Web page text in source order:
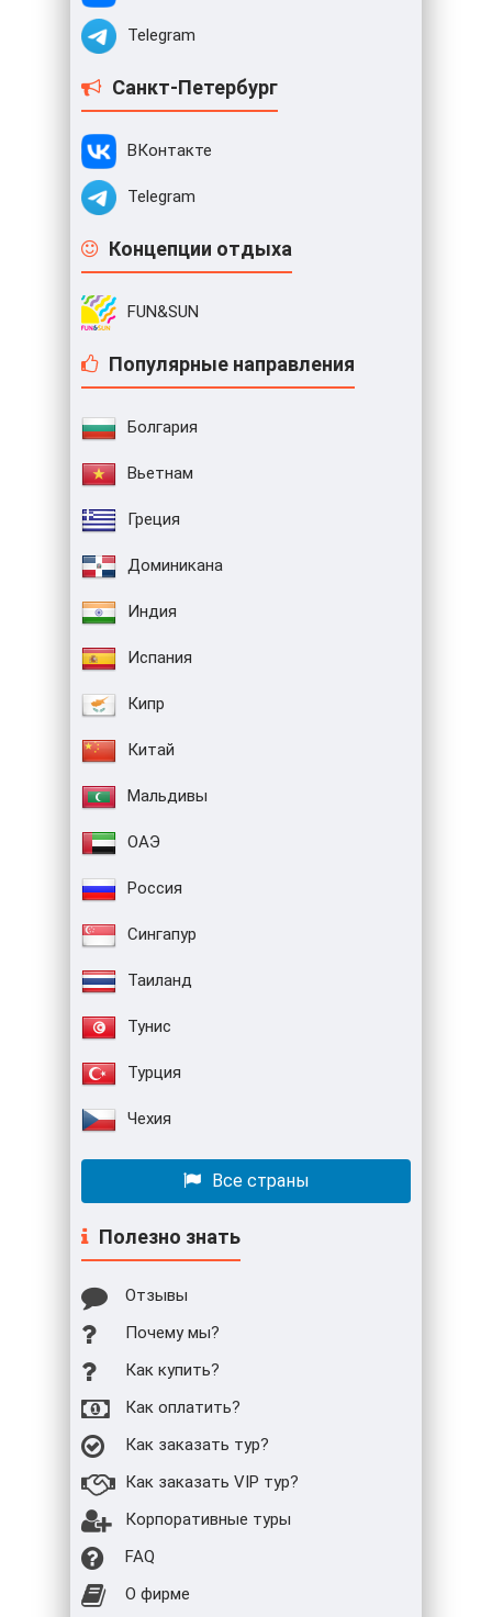
Telegram
Санкт-Петербург
ВКонтакте
Telegram
Концепции отдыха
FUN&SUN
Популярные направления
Болгария
Вьетнам
Греция
Доминикана
Индия
Испания
Кипр
Китай
Мальдивы
ОАЭ
Россия
Сингапур
Таиланд
Тунис
Турция
Чехия
Все страны
Полезно знать
Отзывы
Почему мы?
Как купить?
Как оплатить?
Как заказать тур?
Как заказать VIP тур?
Корпоративные туры
FAQ
О фирме